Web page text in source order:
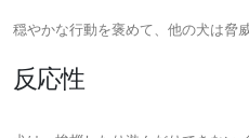
穏やかな行動を褒めて、他の犬は脅
反応性